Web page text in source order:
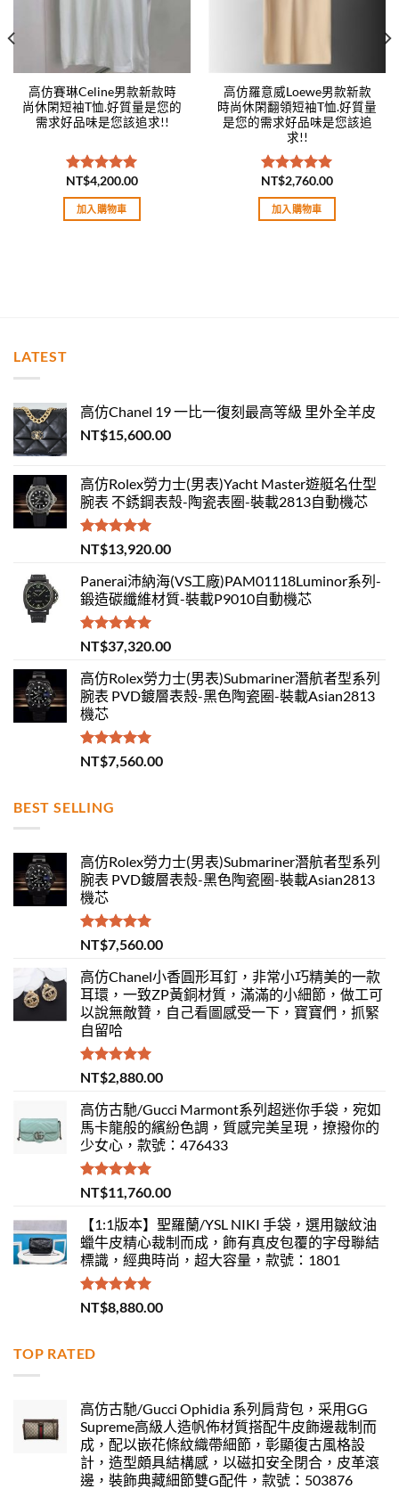
高仿賽琳Celine男款新款時
尚休閑短袖T恤.好質量是您的
需求好品味是您該追求!!
評分5.00
滿分 5
NT$4,200.00
加入購物車
高仿羅意威Loewe男款新款
時尚休閑翻領短袖T恤.好質量
是您的需求好品味是您該追
求!!
評分5.00
滿分 5
NT$2,760.00
加入購物車
LATEST
高仿Chanel 19 一比一復刻最高等級 里外全羊皮
NT$15,600.00
高仿Rolex勞力士(男表)Yacht Master遊艇名仕型
腕表 不銹鋼表殼-陶瓷表圈-裝載2813自動機芯
評分5.00
滿分 5
NT$13,920.00
Panerai沛納海(VS工廠)PAM01118Luminor系列-
鍛造碳纖維材質-裝載P9010自動機芯
評分5.00
滿分 5
NT$37,320.00
高仿Rolex勞力士(男表)Submariner潛航者型系列
腕表 PVD鍍層表殼-黑色陶瓷圈-裝載Asian2813
機芯
評分 5.00
滿分 5
NT$7,560.00
BEST SELLING
高仿Rolex勞力士(男表)Submariner潛航者型系列
腕表 PVD鍍層表殼-黑色陶瓷圈-裝載Asian2813
機芯
評分 5.00
滿分 5
NT$7,560.00
高仿Chanel小香圓形耳釘，非常小巧精美的一款
耳環，一致ZP黃銅材質，滿滿的小細節，做工可
以說無敵贊，自己看圖感受一下，寶寶們，抓緊
自留哈
評分 5.00
滿分 5
NT$2,880.00
高仿古馳/Gucci Marmont系列超迷你手袋，宛如
馬卡龍般的繽紛色調，質感完美呈現，撩撥你的
少女心，款號：476433
評分5.00
滿分 5
NT$11,760.00
【1:1版本】聖羅蘭/YSL NIKI 手袋，選用皺紋油
蠟牛皮精心裁制而成，飾有真皮包覆的字母聯結
標識，經典時尚，超大容量，款號：1801
評分 5.00
滿分 5
NT$8,880.00
TOP RATED
高仿古馳/Gucci Ophidia 系列肩背包，采用GG
Supreme高級人造帆佈材質搭配牛皮飾邊裁制而
成，配以嵌花條紋織帶細節，彰顯復古風格設
計，造型頗具結構感，以磁扣安全閉合，皮革滾
邊，裝飾典藏細節雙G配件，款號：503876